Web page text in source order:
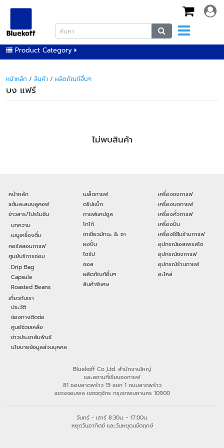
Product Category
หน้าหลัก / สินค้า / ผลิตภัณฑ์อื่นๆ
บง แฟร์
ไม่พบสินค้า
หน้าหลัก
แต้มสะสมบลูคอฟ
ข่าวสาร/โปรโมชัน
บทความ
เมนูเครื่องดื่ม
คอร์สสอนกาแฟ
ศูนย์บริการซ่อม
Drip Bag
Capsule
Roasted Beans
เกี่ยวกับเรา
ประวัติ
ช่องทางติดต่อ
ศูนย์ช่วยเหลือ
ข่าวประชาสัมพันธ์
นโยบายข้อมูลส่วนบุคคล
เมล็ดกาแฟ
ดริปแบ็ก
กาแฟแคปซูล
โกโก้
ชาเขียวมัทฉะ & ชา
ผงปั่น
ไซรัป
ซอส
ผลิตภัณฑ์อื่นๆ
สินค้าพิเศษ
เครื่องชงกาแฟ
เครื่องบดกาแฟ
เครื่องคั่วกาแฟ
เครื่องปั่น
เครื่องใช้ในร้านกาแฟ
อุปกรณ์เอสเพรสโซ
อุปกรณ์ชงกาแฟ
อุปกรณ์ร้านกาแฟ
อะไหล่
Bluekoff Co.,Ltd. สำนักงานใหญ่
และสถานที่เรียนชงกาแฟ
81 ซอยลาดพร้าว 15 แยก 1 ถนนลาดพร้าว
แขวงจอมพล เขตจตุจักร กรุงเทพมหานคร 10900
จันทร์ - เสาร์ 8:30น. - 17:00น.
หยุดวันอาทิตย์ และวันหยุดนขัตฤกษ์